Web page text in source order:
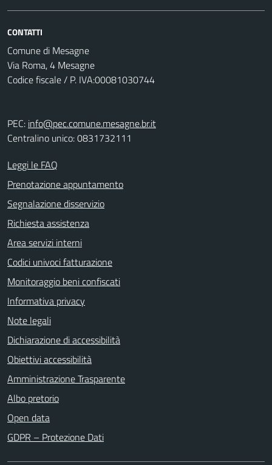
CONTATTI
Comune di Mesagne
Via Roma, 4 Mesagne
Codice fiscale / P. IVA:00081030744
PEC: info@pec.comune.mesagne.br.it
Centralino unico: 0831732111
Leggi le FAQ
Prenotazione appuntamento
Segnalazione disservizio
Richiesta assistenza
Area servizi interni
Codici univoci fatturazione
Monitoraggio beni confiscati
Informativa privacy
Note legali
Dichiarazione di accessibilità
Obiettivi accessibilità
Amministrazione Trasparente
Albo pretorio
Open data
GDPR – Protezione Dati